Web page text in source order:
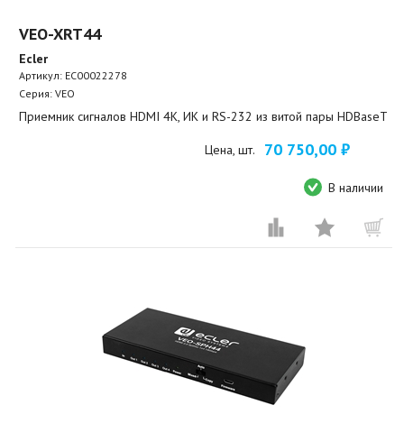
VEO-XRT44
Ecler
Артикул: EC00022278
Серия: VEO
Приемник сигналов HDMI 4K, ИК и RS-232 из витой пары HDBaseT
Цена, шт. 70 750,00 ₽
В наличии